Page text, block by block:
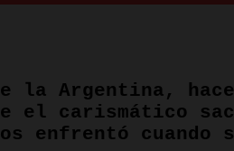
la Argentina,
el carismático
cuando